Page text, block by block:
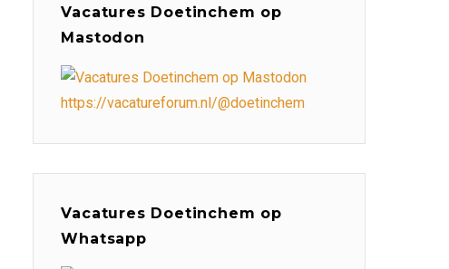
Vacatures Doetinchem op
Mastodon
https://vacatureforum.nl/@doetinchem
Vacatures Doetinchem op
Whatsapp